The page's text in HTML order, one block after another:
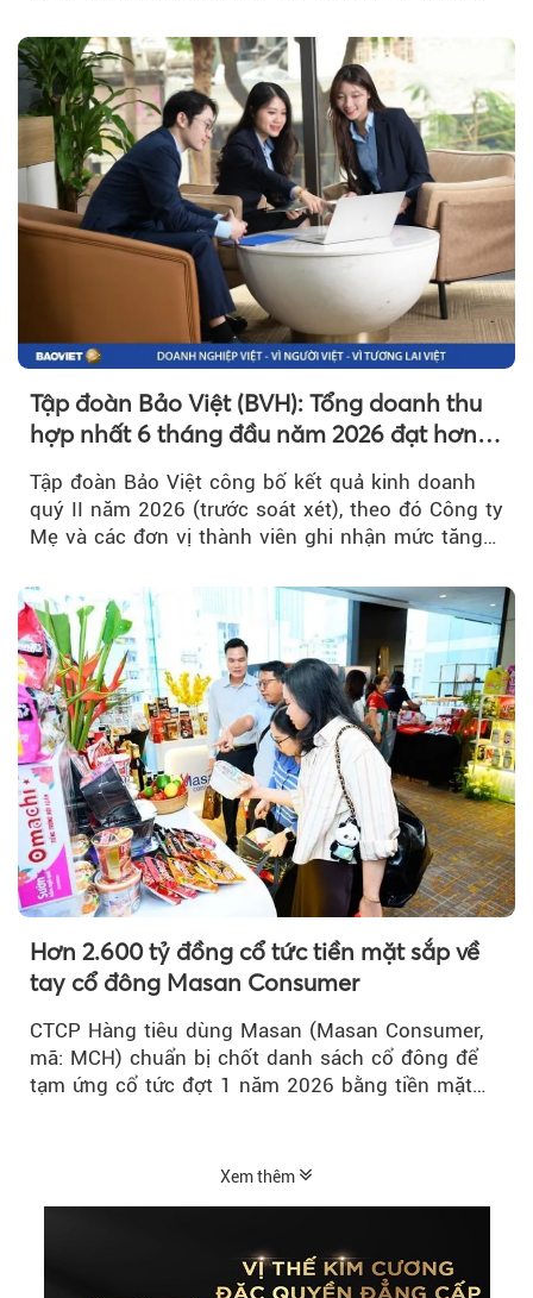
Tập đoàn Bảo Việt (BVH): Tổng doanh thu
hợp nhất 6 tháng đầu năm 2026 đạt hơn
Tập đoàn Bảo Việt công bố kết quả kinh doanh
quý II năm 2026 (trước soát xét), theo đó Công ty
Mẹ và các đơn vị thành viên ghi nhận mức tăng
Hơn 2.600 tỷ đồng cổ tức tiền mặt sắp về
tay cổ đông Masan Consumer
CTCP Hàng tiêu dùng Masan (Masan Consumer,
mã: MCH) chuẩn bị chốt danh sách cổ đông để
tạm ứng cổ tức đợt 1 năm 2026 bằng tiền mặt
Xem thêm